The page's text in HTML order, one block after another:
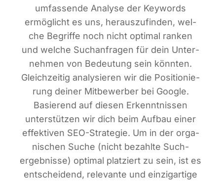
umfas­sen­de Ana­ly­se der Key­words
ermög­licht es uns, her­aus­zu­fin­den, wel­
che Begrif­fe noch nicht opti­mal ran­ken
und wel­che Such­an­fra­gen für dein Unter­
neh­men von Bedeu­tung sein könn­ten.
Gleich­zei­tig ana­ly­sie­ren wir die Posi­tio­nie­
rung dei­ner Mit­be­wer­ber bei Goog­le.
Basie­rend auf die­sen Erkennt­nis­sen
unter­stüt­zen wir dich beim Auf­bau einer
effek­ti­ven SEO-Stra­te­gie. Um in der orga­
ni­schen Suche (nicht bezahl­te Such­
ergeb­nis­se) opti­mal plat­ziert zu sein, ist es
ent­schei­dend, rele­van­te und ein­zig­ar­ti­ge